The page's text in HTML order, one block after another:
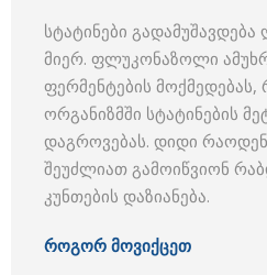
სტატინები
მიერ. ფლუკონაზოლი
ფერმენტების მოქმედებას,
ორგანიზმში სტატინების
დაგროვებას. დიდი
შეუძლიათ გამოიწვიონ
კუნთების დაზიანება.
როგორ მოვიქცეთ